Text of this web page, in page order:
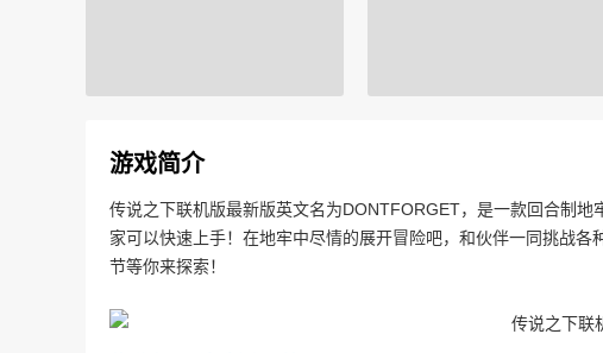
游戏简介
传说之下联机版最新版英文名为DONTFORGET，是一款回合制
家可以快速上手！在地牢中尽情的展开冒险吧，和伙伴一同挑战
节等你来探索！